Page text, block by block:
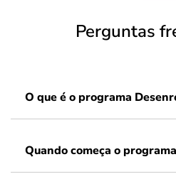
Perguntas
O que é o programa
Quando começa o